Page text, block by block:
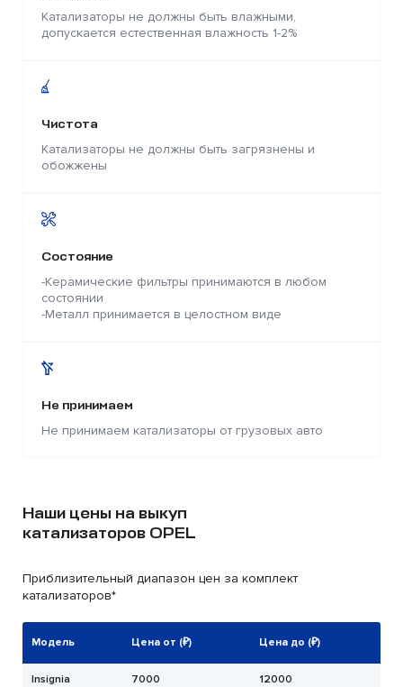
Катализаторы не должны быть влажными,
допускается естественная влажность 1-2%
Чистота
Катализаторы не должны быть загрязнены и
обожжены
Состояние
-Керамические фильтры принимаются в любом
состоянии
-Металл принимается в целостном виде
Не принимаем
Не принимаем катализаторы от грузовых авто
Наши цены на выкуп
катализаторов OPEL
Приблизительный диапазон цен за комплект
катализаторов*
Модель Цена от (₽) Цена до (₽)
Insignia 7000 12000